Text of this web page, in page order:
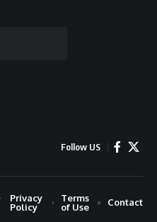
Follow US
Privacy
Policy
Terms
of Use
Contact